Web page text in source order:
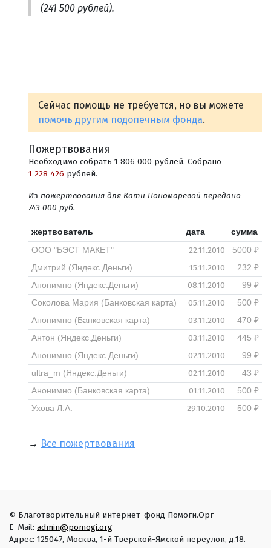
(241 500 рублей).
Сейчас помощь не требуется, но вы можете
помочь другим подопечным фонда.
Пожертвования
Необходимо собрать 1 806 000 рублей. Собрано
1 228 426 рублей.
Из пожертвования для Кати Пономаревой передано
743 000 руб.
жертвователь дата
сумма
ООО "БЭСТ МАКЕТ"
22.11.2010
5000 ₽
Дмитрий (Яндекс.Деньги)
15.11.2010
232 ₽
Анонимно (Яндекс.Деньги)
08.11.2010
99 ₽
Соколова Мария (Банковская карта)
05.11.2010
500 ₽
Анонимно (Банковская карта)
03.11.2010
470 ₽
Антон (Яндекс.Деньги)
03.11.2010
445 ₽
Анонимно (Яндекс.Деньги)
02.11.2010
99 ₽
ultra_m (Яндекс.Деньги)
02.11.2010
43 ₽
Анонимно (Банковская карта)
01.11.2010
500 ₽
Ухова Л.А.
29.10.2010 500 ₽
→ Все пожертвования
© Благотворительный интернет-фонд Помоги.Орг
E-Mail: admin@pomogi.org
Адрес: 125047, Москва, 1-й Тверской-Ямской переулок, д.18.